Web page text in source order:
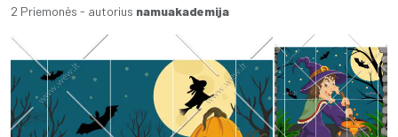
2 Priemonės - autorius namuakademija